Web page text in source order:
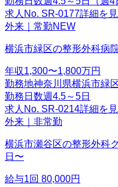
求人No. SR-0177詳細を
外来｜常勤NEW
横浜市緑区の整形外科病
年収1,300〜1,800万円
勤務地神奈川県横浜市緑
勤務日数週4.5～5日
求人No. SR-0214詳細を
外来｜非常勤
横浜市瀬谷区の整形外科
日〜
給与1回 80,000円